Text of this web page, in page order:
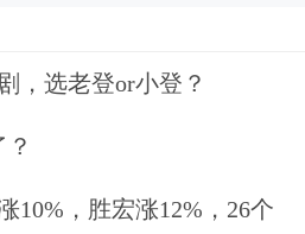
，选老登or小登？
10%，胜宏涨12%，26个